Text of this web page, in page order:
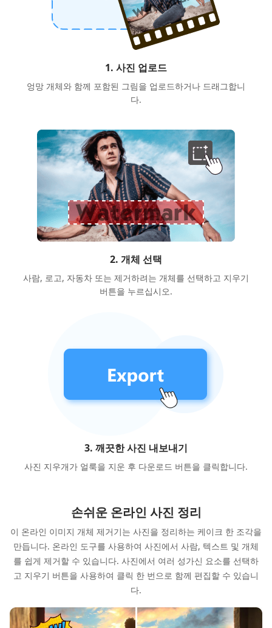
1. 사진 업로드
엉망 개체와 함께 포함된 그림을 업로드하거나 드래그합니
다.
2. 개체 선택
사람, 로고, 자동차 또는 제거하려는 개체를 선택하고 지우기
버튼을 누르십시오.
3. 깨끗한 사진 내보내기
사진 지우개가 얼룩을 지운 후 다운로드 버튼을 클릭합니다.
손쉬운 온라인 사진 정리
이 온라인 이미지 개체 제거기는 사진을 정리하는 케이크 한 조각을
만듭니다. 온라인 도구를 사용하여 사진에서 사람, 텍스트 및 개체
를 쉽게 제거할 수 있습니다. 사진에서 여러 성가신 요소를 선택하
고 지우기 버튼을 사용하여 클릭 한 번으로 함께 편집할 수 있습니
다.